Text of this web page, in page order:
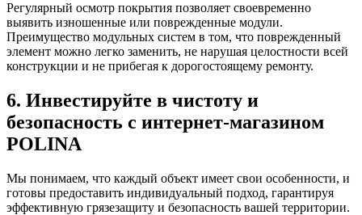
Регулярный осмотр покрытия позволяет своевременно
выявить изношенные или поврежденные модули.
Преимущество модульных систем в том, что поврежденный
элемент можно легко заменить, не нарушая целостности всей
конструкции и не прибегая к дорогостоящему ремонту.
6. Инвестируйте в чистоту и
безопасность с интернет-магазином
POLINA
Мы понимаем, что каждый объект имеет свои особенности, и
готовы предоставить индивидуальный подход, гарантируя
эффективную грязезащиту и безопасность вашей территории.